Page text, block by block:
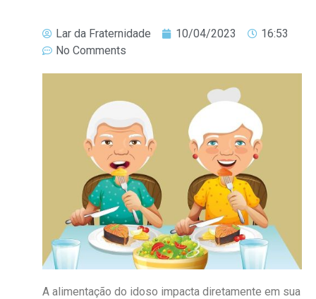
Lar da Fraternidade 10/04/2023
16:53
No Comments
A alimentação do idoso impacta diretamente em sua